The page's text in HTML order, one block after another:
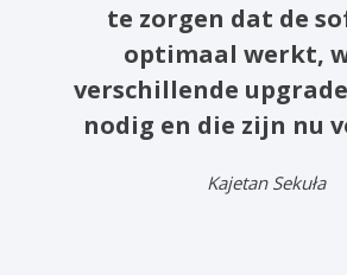
te zorgen dat de
optimaal werkt,
verschillende
nodig en die zijn nu
Kajetan Sekuła